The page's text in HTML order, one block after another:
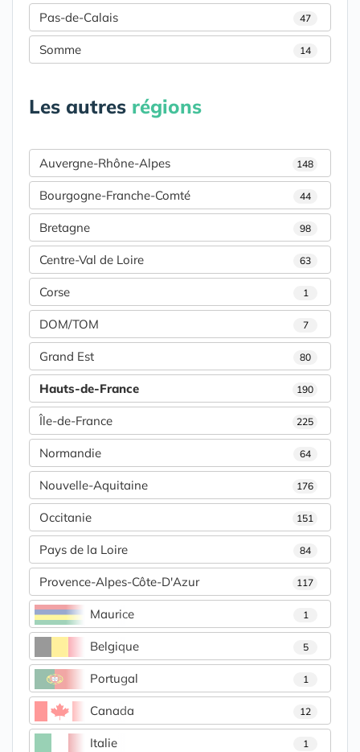
Pas-de-Calais 47
Somme 14
Les autres régions
Auvergne-Rhône-Alpes 148
Bourgogne-Franche-Comté 44
Bretagne 98
Centre-Val de Loire 63
Corse 1
DOM/TOM 7
Grand Est 80
Hauts-de-France 190
Île-de-France 225
Normandie 64
Nouvelle-Aquitaine 176
Occitanie 151
Pays de la Loire 84
Provence-Alpes-Côte-D'Azur 117
Maurice 1
Belgique 5
Portugal 1
Canada 12
Italie 1